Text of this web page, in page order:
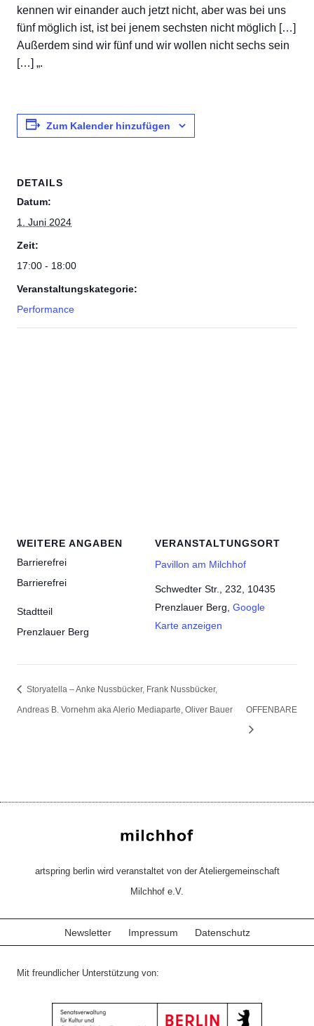
kennen wir einander auch jetzt nicht, aber was bei uns
fünf möglich ist, ist bei jenem sechsten nicht möglich […]
Außerdem sind wir fünf und wir wollen nicht sechs sein
[…] „.
Zum Kalender hinzufügen
DETAILS
Datum:
1. Juni 2024
Zeit:
17:00 - 18:00
Veranstaltungskategorie:
Performance
VERANSTALTUNGSORT
Pavillon am Milchhof
Schwedter Str., 232, 10435
Prenzlauer Berg Google
Karte anzeigen
WEITERE ANGABEN
Barrierefrei
Barrierefrei
Stadtteil
Prenzlauer Berg
Storyatella – Anke Nussbücker, Frank Nussbücker,
Andreas B. Vornehm aka Alerio Mediaparte, Oliver Bauer OFFENBARE
artspring berlin wird veranstaltet von der Ateliergemeinschaft
Milchhof e.V.
Newsletter Impressum Datenschutz
Mit freundlicher Unterstützung von: